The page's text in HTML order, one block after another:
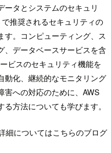
タとシステムのセキュリ
推奨されるセキュリティの
す。コンピューティング、ス
、データベースサービスを含
ビスのセキュリティ機能を
動化、継続的なモニタリング
害への対応のために、AWS
方法についても学びます。
細についてはこちらのブログ